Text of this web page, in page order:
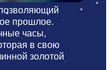
прошлое.
часы,
в свою
золотой